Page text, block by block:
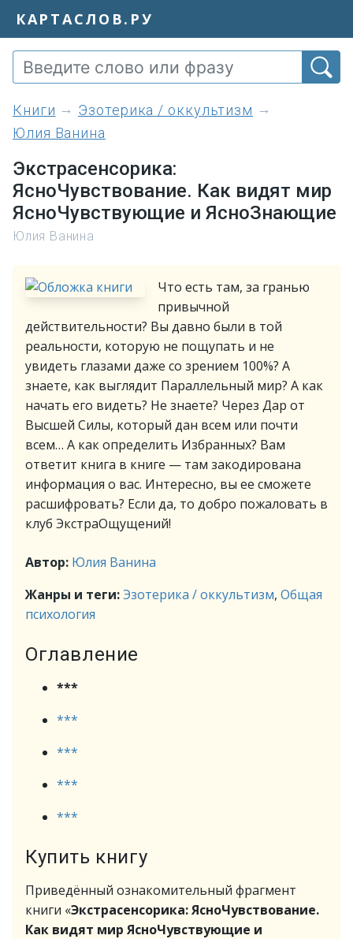
КАРТАСЛОВ.РУ
книги
Эзотерика / оккультизм
Юлия Ванина
Экстрасенсорика:
ЯсноЧувствование. Как видят мир
ЯсноЧувствующие и ЯсноЗнающие
Юлия Ванина
Что есть там, за гранью
привычной
действительности? Вы давно были в той
реальности, которую не пощупать и не
увидеть глазами даже со зрением 100%? А
знаете, как выглядит Параллельный мир? А как
начать его видеть? Не знаете? Через Дар от
Высшей Силы, который дан всем или почти
всем… А как определить Избранных? Вам
ответит книга в книге — там закодирована
информация о вас. Интересно, вы ее сможете
расшифровать? Если да, то добро пожаловать в
клуб ЭкстраОщущений!
Автор: Юлия Ванина
Жанры и теги:Эзотерика / оккультизм, Общая
психология
Оглавление
***
***
***
***
***
Купить книгу
Приведённый ознакомительный фрагмент
книги «Экстрасенсорика: ЯсноЧувствование.
Как видят мир ЯсноЧувствующие и